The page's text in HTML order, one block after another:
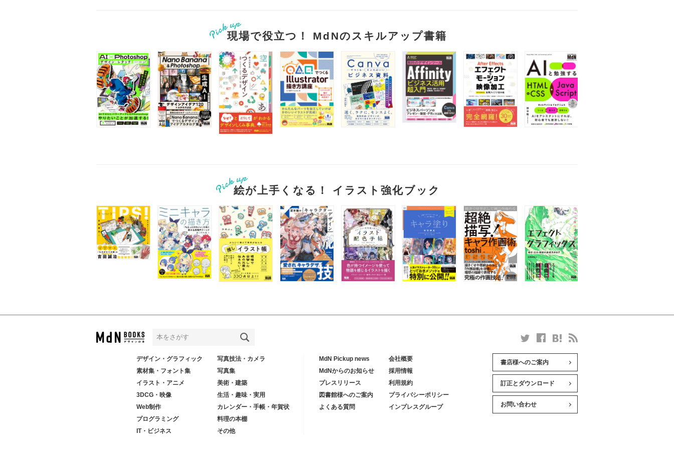
現場で役立つ！ MdNのスキルアップ書籍
絵が上手くなる！ イラスト強化ブック
デザイン・グラフィック
素材集・フォント集
イラスト・アニメ
3DCG・映像
Web制作
プログラミング
IT・ビジネス
写真技法・カメラ
写真集
美術・建築
生活・趣味・実用
カレンダー・手帳・年賀状
料理の本棚
その他
MdN Pickup news
MdNからのお知らせ
プレスリリース
図書館様へのご案内
よくある質問
会社概要
採用情報
利用規約
プライバシーポリシー
インプレスグループ
書店様へのご案内
訂正とダウンロード
お問い合わせ